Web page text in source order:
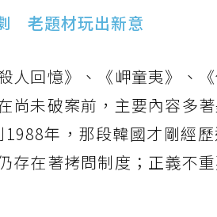
老題材玩出新意
回憶》、《岬童夷》、《
尚未破案前，主要內容多
年，那段韓國才剛經
存在著拷問制度；正義不